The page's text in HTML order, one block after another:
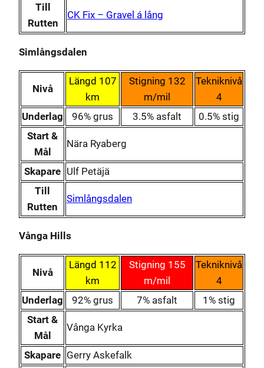
Till
Rutten
CK Fix – Gravel á lång
Simlångsdalen
Nivå
Längd 107
km
Stigning 132
m/mil
Tekniknivå
4
Underlag
96% grus 3.5% asfalt
0.5% stig
Start &
Mål
Nära Ryaberg
Skapare Ulf Petäjä
Till
Rutten
Simlångsdalen
Vånga Hills
Nivå
Längd 112
km
Stigning 155
m/mil
Tekniknivå
4
Underlag
92% grus 7% asfalt
1% stig
Start &
Mål
Vånga Kyrka
Skapare Gerry Askefalk